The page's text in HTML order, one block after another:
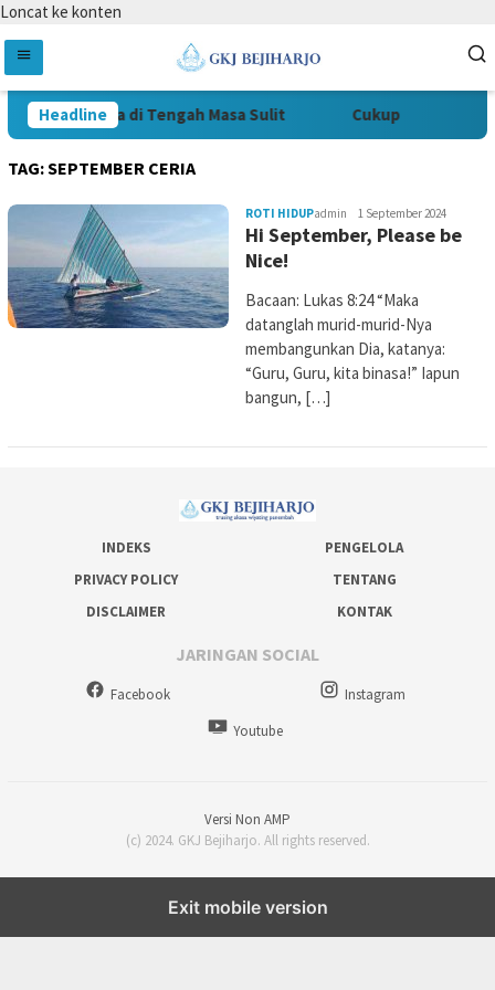
Loncat ke konten
Headline
Tetap Setia di Tengah Masa Sulit Cukup
TAG:SEPTEMBER CERIA
ROTI HIDUPadmin 1 September 2024
Hi September, Please be
Nice!
Bacaan: Lukas 8:24 “Maka
datanglah murid-murid-Nya
membangunkan Dia, katanya:
“Guru, Guru, kita binasa!” Iapun
bangun, […]
INDEKS
PENGELOLA
PRIVACY POLICY
TENTANG
DISCLAIMER
KONTAK
JARINGAN SOCIAL
Facebook
Instagram
Youtube
Versi Non AMP
(c) 2024. GKJ Bejiharjo. All rights reserved.
Exit mobile version